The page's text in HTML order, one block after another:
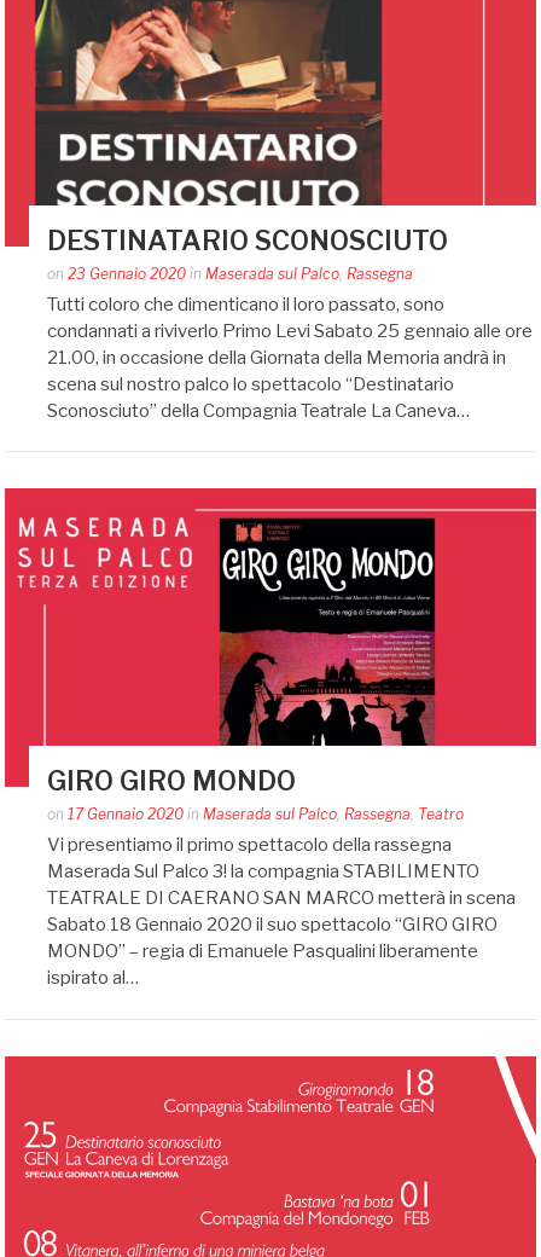
DESTINATARIO SCONOSCIUTO
Posted
by
Bin
on23 Gennaio 2020 in Maserada sul Palco Rassegna
Tutti coloro che dimenticano il loro passato, sono
condannati a riviverlo Primo Levi Sabato 25 gennaio alle ore
21.00, in occasione della Giornata della Memoria andrà in
scena sul nostro palco lo spettacolo “Destinatario
Sconosciuto” della Compagnia Teatrale La Caneva…
GIRO GIRO MONDO
Posted
by
auditoriumaserada@gmail.com
on17 Gennaio 2020 inMaserada sul Palco,Rassegna, Teatro
Vi presentiamo il primo spettacolo della rassegna
Maserada Sul Palco 3! la compagnia STABILIMENTO
TEATRALE DI CAERANO SAN MARCO metterà in scena
Sabato 18 Gennaio 2020 il suo spettacolo “GIRO GIRO
MONDO” – regia di Emanuele Pasqualini liberamente
ispirato al…